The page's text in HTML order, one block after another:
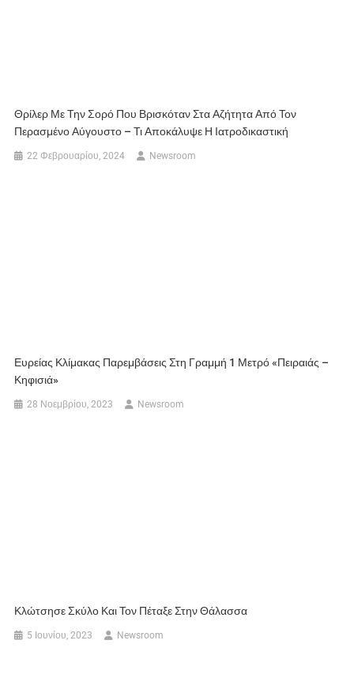
Θρίλερ Με Την Σορό Που Βρισκόταν Στα Αζήτητα Από Τον
Περασμένο Αύγουστο – Τι Αποκάλυψε Η Ιατροδικαστική
22 Φεβρουαρίου, 2024 Newsroom
Ευρείας Κλίμακας Παρεμβάσεις Στη Γραμμή 1 Μετρό «Πειραιάς –
Κηφισιά»
28 Νοεμβρίου, 2023 Newsroom
Κλώτσησε Σκύλο Και Τον Πέταξε Στην Θάλασσα
5 Ιουνίου, 2023 Newsroom